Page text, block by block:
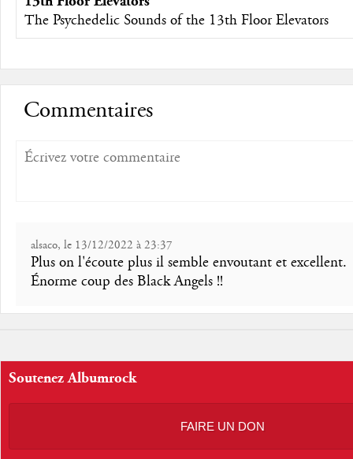
The Psychedelic Sounds of the 13th Floor Elevators
Commentaires
alsaco, le 13/12/2022 à 23:37
Plus on l'écoute plus il semble envoutant et excellent.
Énorme coup des Black Angels !!
Soutenez Albumrock
FAIRE UN DON